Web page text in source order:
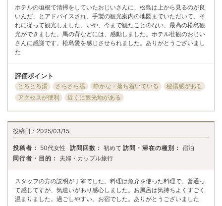
ホテルの垣根で清掃をしていたおじいさんに、松島は上から見るのが良
いんだ、とアドバイスされ、手製の観光案内の地図までいただいて、そ
れに従って観光しました。いや、今まで観たことのない、最高の松島観
光ができました。馬の背などには、感動しました。ホテル壮観のおじい
さんに感謝です。松島愛を感じさせられました。ありがとうございまし
た
評価ポイント
とろとろ湯 さらさら湯 静かな・落ち着いている
秘湯感がある
アクセスが便利
近くに観光地がある
投稿日： 2025/03/15
投稿者： 50代女性 訪問回数： 初めて 訪問・滞在の種別： 宿泊
同行者・目的： 夫婦・カップル旅行
スタッフの方の説明が丁寧でした。料理は魚介を使った料理で。普通っ
て感じてすが、気遣いがあり感心しました。お風呂は気持ちよくすごく
温まりました。過ごしやすい。お宿でした。ありがとうございました